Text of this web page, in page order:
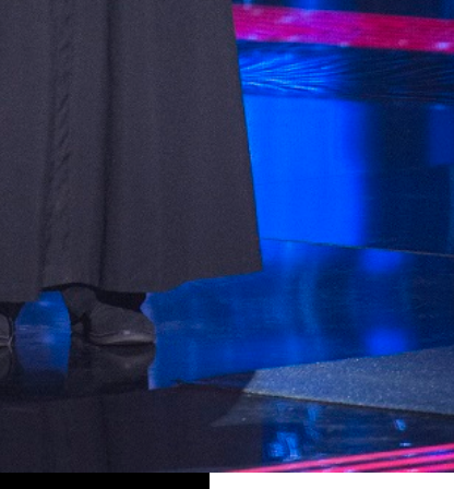
в дорогой гостинице, своим исполнением под
ДжамалыиПотапа
. Видео
«Тренды» на Youtube, набрав полтора миллиона
Бабкин впервые снялся в фотосессии с